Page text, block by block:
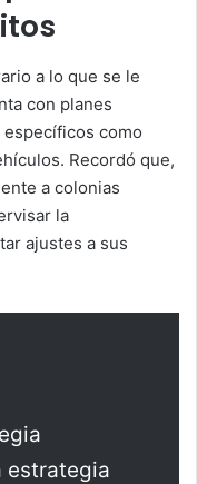
a lo que se le
con planes
como
Recordó que,
a colonias
la
ajustes a sus
estrategia